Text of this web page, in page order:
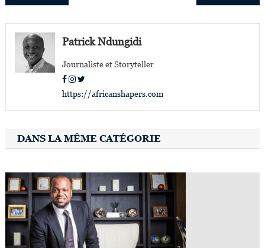
de
l’articlePatrick Ndungidi
Journaliste et Storyteller
https://africanshapers.com
DANS LA MÊME CATÉGORIE